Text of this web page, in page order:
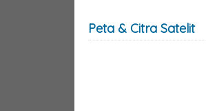
Peta & Citra Satelit